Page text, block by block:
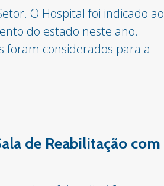
O Hospital foi indicado ao
do estado neste ano.
foram considerados para a
de Reabilitação com